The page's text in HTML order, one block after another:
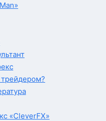
«CleverFX»